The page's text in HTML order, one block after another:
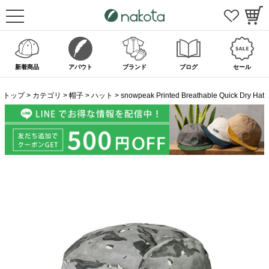
新着商品 アバウト ブランド ブログ セール
トップ カテゴリ 帽子 ハット snowpeak Printed Breathable Quick Dry Hat